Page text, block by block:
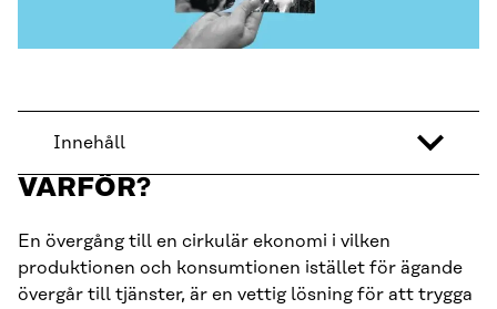
Innehåll
VARFÖR?
En övergång till en cirkulär ekonomi i vilken
produktionen och konsumtionen istället för ägande
övergår till tjänster, är en vettig lösning för att trygga